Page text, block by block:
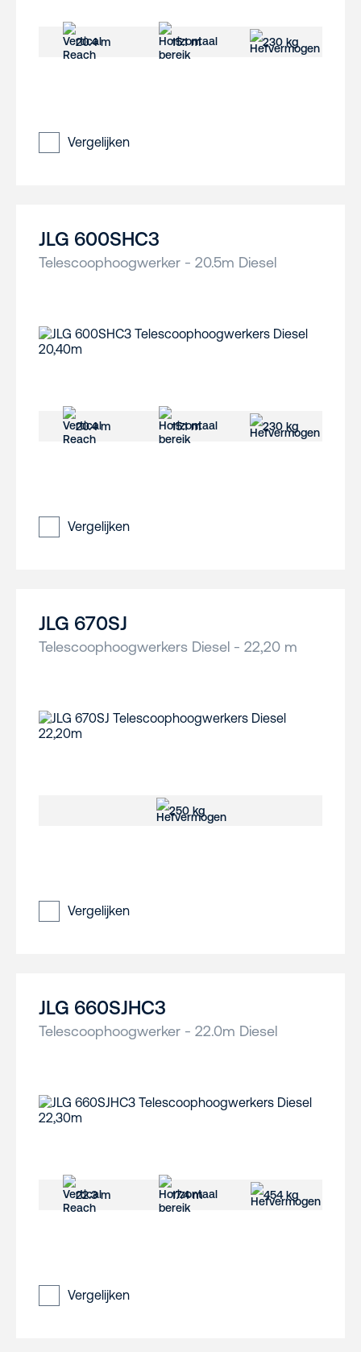
20.4 m 15.1 m 230 kg
Vergelijken
JLG 600SHC3
Telescoophoogwerker - 20.5m Diesel
20.4 m 15.1 m 230 kg
Vergelijken
JLG 670SJ
Telescoophoogwerkers Diesel - 22,20 m
250 kg
Vergelijken
JLG 660SJHC3
Telescoophoogwerker - 22.0m Diesel
22.3 m 17.4 m 454 kg
Vergelijken